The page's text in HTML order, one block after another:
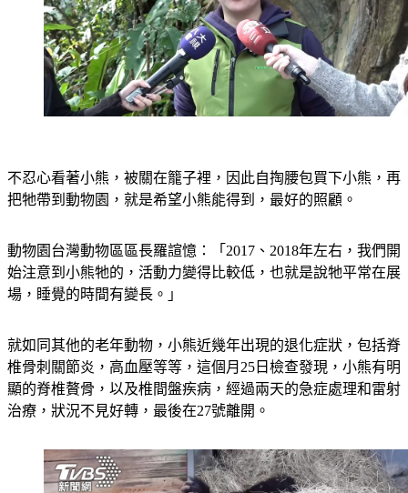
不忍心看著小熊，被關在籠子裡，因此自掏腰包買下小熊，再
把牠帶到動物園，就是希望小熊能得到，最好的照顧。
動物園台灣動物區區長羅諠憶：「2017、2018年左右，我們開
始注意到小熊牠的，活動力變得比較低，也就是說牠平常在展
場，睡覺的時間有變長。」
就如同其他的老年動物，小熊近幾年出現的退化症狀，包括脊
椎骨刺關節炎，高血壓等等，這個月25日檢查發現，小熊有明
顯的脊椎贅骨，以及椎間盤疾病，經過兩天的急症處理和雷射
治療，狀況不見好轉，最後在27號離開。